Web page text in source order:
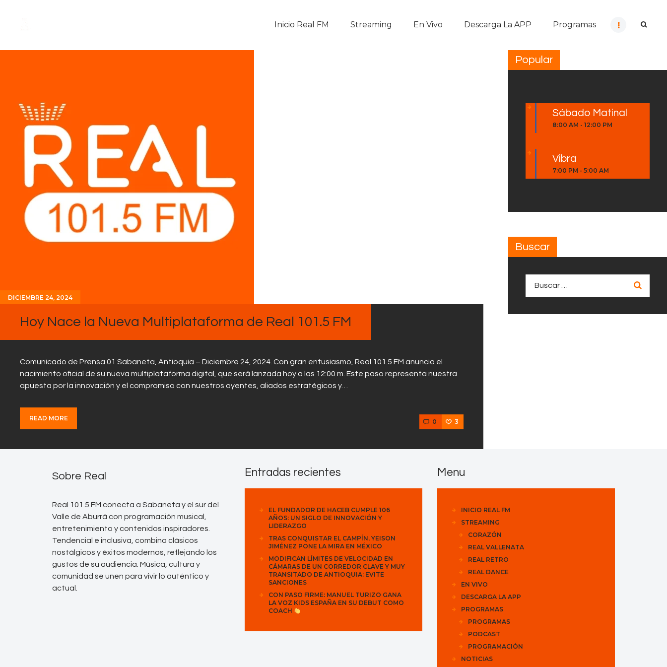
Inicio Real FM Streaming En Vivo Descarga La APP Programas
Equipo
Sobre Nosotros
Contactos
DICIEMBRE 24, 2024
Hoy Nace la Nueva Multiplataforma de Real 101.5 FM
Comunicado de Prensa 01 Sabaneta, Antioquia – Diciembre 24, 2024. Con gran entusiasmo, Real 101.5 FM anuncia el
nacimiento oficial de su nueva multiplataforma digital, que será lanzada hoy a las 12:00 m. Este paso representa nuestra
apuesta por la innovación y el compromiso con nuestros oyentes, aliados estratégicos y…
READ MORE 0 3
Popular
Sábado Matinal
8:00 AM -12:00 PM
Vibra
7:00 PM -5:00 AM
Buscar
Sobre Real
Real 101.5 FM conecta a Sabaneta y el sur del
Valle de Aburrá con programación musical,
entretenimiento y contenidos inspiradores.
Tendencial e inclusiva, combina clásicos
nostálgicos y éxitos modernos, reflejando los
gustos de su audiencia. Música, cultura y
comunidad se unen para vivir lo auténtico y
actual.
Entradas recientes
EL FUNDADOR DE HACEB CUMPLE 106
AÑOS: UN SIGLO DE INNOVACIÓN Y
LIDERAZGO
TRAS CONQUISTAR EL CAMPÍN, YEISON
JIMÉNEZ PONE LA MIRA EN MÉXICO
MODIFICAN LÍMITES DE VELOCIDAD EN
CÁMARAS DE UN CORREDOR CLAVE Y MUY
TRANSITADO DE ANTIOQUIA: EVITE
SANCIONES
CON PASO FIRME: MANUEL TURIZO GANA
LA VOZ KIDS ESPAÑA EN SU DEBUT COMO
COACH
Menu
INICIO REAL FM
STREAMING
CORAZÓN
REAL VALLENATA
REAL RETRO
REAL DANCE
EN VIVO
DESCARGA LA APP
PROGRAMAS
PROGRAMAS
PODCAST
PROGRAMACIÓN
NOTICIAS